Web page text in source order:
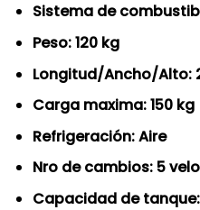
Sistema de
Peso: 120 kg
Longitud/Ancho/Alto:
Carga maxima: 150 kg
Refrigeración: Aire
Nro de cambios: 5
Capacidad de tanque: